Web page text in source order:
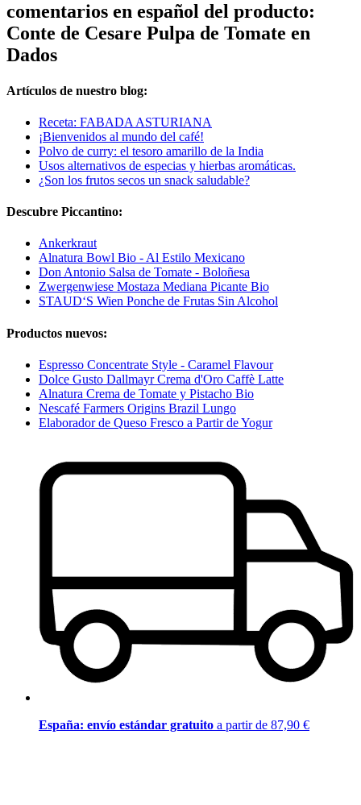
comentarios en español del producto:
Conte de Cesare Pulpa de Tomate en
Dados
Artículos de nuestro blog:
Receta: FABADA ASTURIANA
¡Bienvenidos al mundo del café!
Polvo de curry: el tesoro amarillo de la India
Usos alternativos de especias y hierbas aromáticas.
¿Son los frutos secos un snack saludable?
Descubre Piccantino:
Ankerkraut
Alnatura Bowl Bio - Al Estilo Mexicano
Don Antonio Salsa de Tomate - Boloñesa
Zwergenwiese Mostaza Mediana Picante Bio
STAUD‘S Wien Ponche de Frutas Sin Alcohol
Productos nuevos:
Espresso Concentrate Style - Caramel Flavour
Dolce Gusto Dallmayr Crema d'Oro Caffè Latte
Alnatura Crema de Tomate y Pistacho Bio
Nescafé Farmers Origins Brazil Lungo
Elaborador de Queso Fresco a Partir de Yogur
España: envío estándar gratuito a partir de 87,90 €